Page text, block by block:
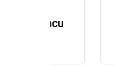
na vrhuncu